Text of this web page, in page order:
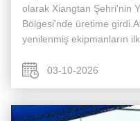
olarak Xiangtan Şehri'nin
Bölgesi'nde üretime
yenilenmiş ekipmanların
Daimi Komitesi ...
03-10-2026